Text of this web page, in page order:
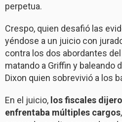
perpetua.
Crespo, quien desafió las
yéndose a un juicio con
contra los dos abordantes
matando a Griffin y baleando
Dixon quien sobrevivió a los
En el juicio, los fiscales
enfrentaba múltiples cargos